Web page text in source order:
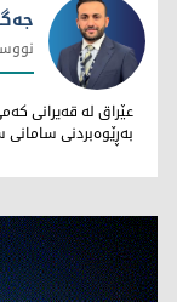
جەگەر عەزیز
عێراق لە قەیرانی
بەڕێوەبردنی